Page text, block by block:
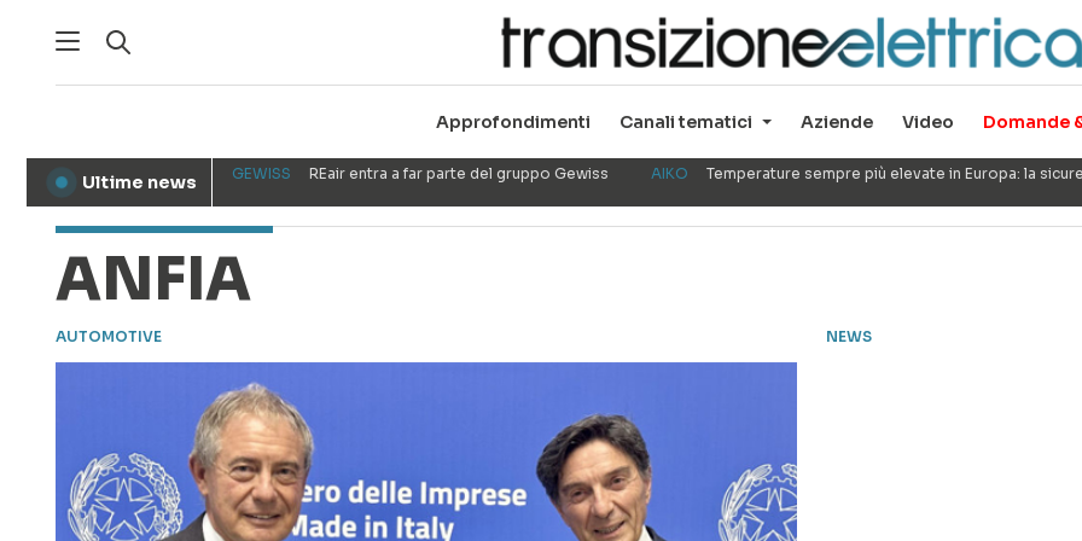
Approfondimenti Canali tematici Aziende Video Domande
● Ultime news GEWISS REair entra a far parte del gruppo Gewiss AIKO Temperature sempre più elevate in Europa: la
ANFIA
AUTOMOTIVE NEWS